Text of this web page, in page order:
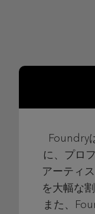
Foundry
に、プロ
アーティ
を大幅な
また、